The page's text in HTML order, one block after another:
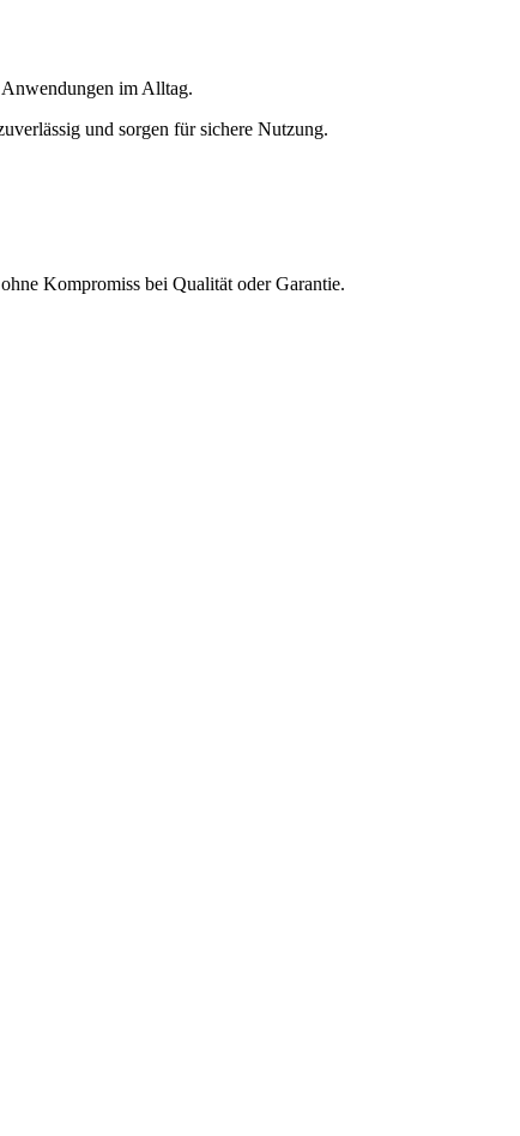
im Alltag.
und sorgen für sichere Nutzung.
Kompromiss bei Qualität oder Garantie.